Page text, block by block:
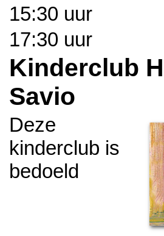
15:30 uur
17:30 uur
Kinderclub
Savio
Deze
kinderclub is
bedoeld